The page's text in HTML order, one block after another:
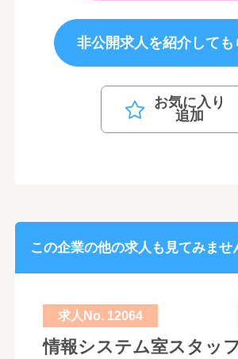
非公開求人を紹介しても
お気に入り
追加
この企業の他の求人も見てみませ
求人No. 12064
情報システム室スタッ